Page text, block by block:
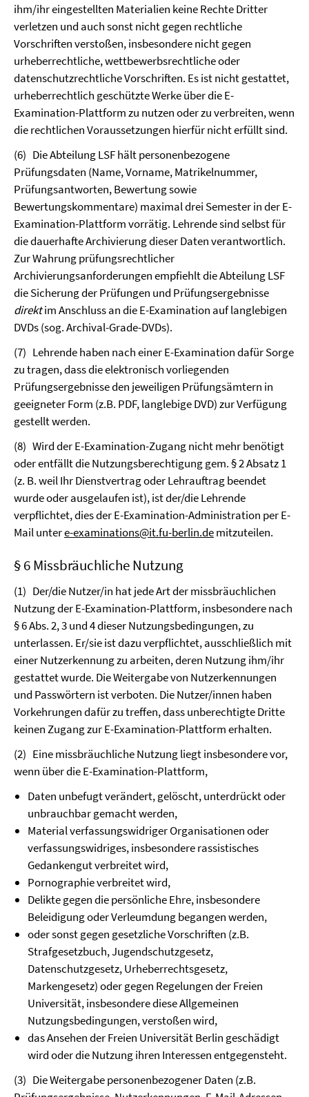
ihm/ihr eingestellten Materialien keine Rechte Dritter
verletzen und auch sonst nicht gegen rechtliche
Vorschriften verstoßen, insbesondere nicht gegen
urheberrechtliche, wettbewerbsrechtliche oder
datenschutzrechtliche Vorschriften. Es ist nicht gestattet,
urheberrechtlich geschützte Werke über die E-
Examination-Plattform zu nutzen oder zu verbreiten, wenn
die rechtlichen Voraussetzungen hierfür nicht erfüllt sind.
(6) Die Abteilung LSF hält personenbezogene
Prüfungsdaten (Name, Vorname, Matrikelnummer,
Prüfungsantworten, Bewertung sowie
Bewertungskommentare) maximal drei Semester in der E-
Examination-Plattform vorrätig. Lehrende sind selbst für
die dauerhafte Archivierung dieser Daten verantwortlich.
Zur Wahrung prüfungsrechtlicher
Archivierungsanforderungen empfiehlt die Abteilung LSF
die Sicherung der Prüfungen und Prüfungsergebnisse
direktim Anschluss an die E-Examination auf langlebigen
DVDs (sog. Archival-Grade-DVDs).
(7) Lehrende haben nach einer E-Examination dafür Sorge
zu tragen, dass die elektronisch vorliegenden
Prüfungsergebnisse den jeweiligen Prüfungsämtern in
geeigneter Form (z.B. PDF, langlebige DVD) zur Verfügung
gestellt werden.
(8) Wird der E-Examination-Zugang nicht mehr benötigt
oder entfällt die Nutzungsberechtigung gem. § 2 Absatz 1
(z. B. weil Ihr Dienstvertrag oder Lehrauftrag beendet
wurde oder ausgelaufen ist), ist der/die Lehrende
verpflichtet, dies der E-Examination-Administration per E-
Mail untere-examinations@it.fu-berlin.demitzuteilen.
§ 6 Missbräuchliche Nutzung
(1) Der/die Nutzer/in hat jede Art der missbräuchlichen
Nutzung der E-Examination-Plattform, insbesondere nach
§ 6 Abs. 2, 3 und 4 dieser Nutzungsbedingungen, zu
unterlassen. Er/sie ist dazu verpflichtet, ausschließlich mit
einer Nutzerkennung zu arbeiten, deren Nutzung ihm/ihr
gestattet wurde. Die Weitergabe von Nutzerkennungen
und Passwörtern ist verboten. Die Nutzer/innen haben
Vorkehrungen dafür zu treffen, dass unberechtigte Dritte
keinen Zugang zur E-Examination-Plattform erhalten.
(2) Eine missbräuchliche Nutzung liegt insbesondere vor,
wenn über die E-Examination-Plattform,
Daten unbefugt verändert, gelöscht, unterdrückt oder
unbrauchbar gemacht werden,
Material verfassungswidriger Organisationen oder
verfassungswidriges, insbesondere rassistisches
Gedankengut verbreitet wird,
Pornographie verbreitet wird,
Delikte gegen die persönliche Ehre, insbesondere
Beleidigung oder Verleumdung begangen werden,
oder sonst gegen gesetzliche Vorschriften (z.B.
Strafgesetzbuch, Jugendschutzgesetz,
Datenschutzgesetz, Urheberrechtsgesetz,
Markengesetz) oder gegen Regelungen der Freien
Universität, insbesondere diese Allgemeinen
Nutzungsbedingungen, verstoßen wird,
das Ansehen der Freien Universität Berlin geschädigt
wird oder die Nutzung ihren Interessen entgegensteht.
(3) Die Weitergabe personenbezogener Daten (z.B.